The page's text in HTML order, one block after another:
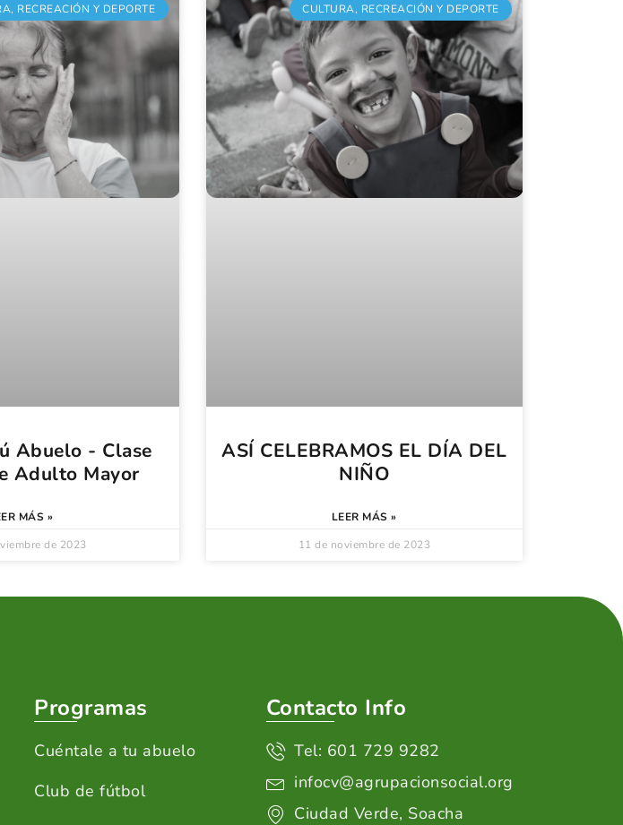
RECREACIÓN Y DEPORTE
Abuelo - Clase
Adulto Mayor
MÁS »
de 2023
CULTURA, RECREACIÓN Y DEPORTE
ASÍ CELEBRAMOS EL DÍA DEL
NIÑO
LEER MÁS »
11 de noviembre de 2023
Programas
Cuéntale a tu abuelo
Club de fútbol
Contacto Info
Tel: 601 729 9282
infocv@agrupacionsocial.org
Ciudad Verde, Soacha